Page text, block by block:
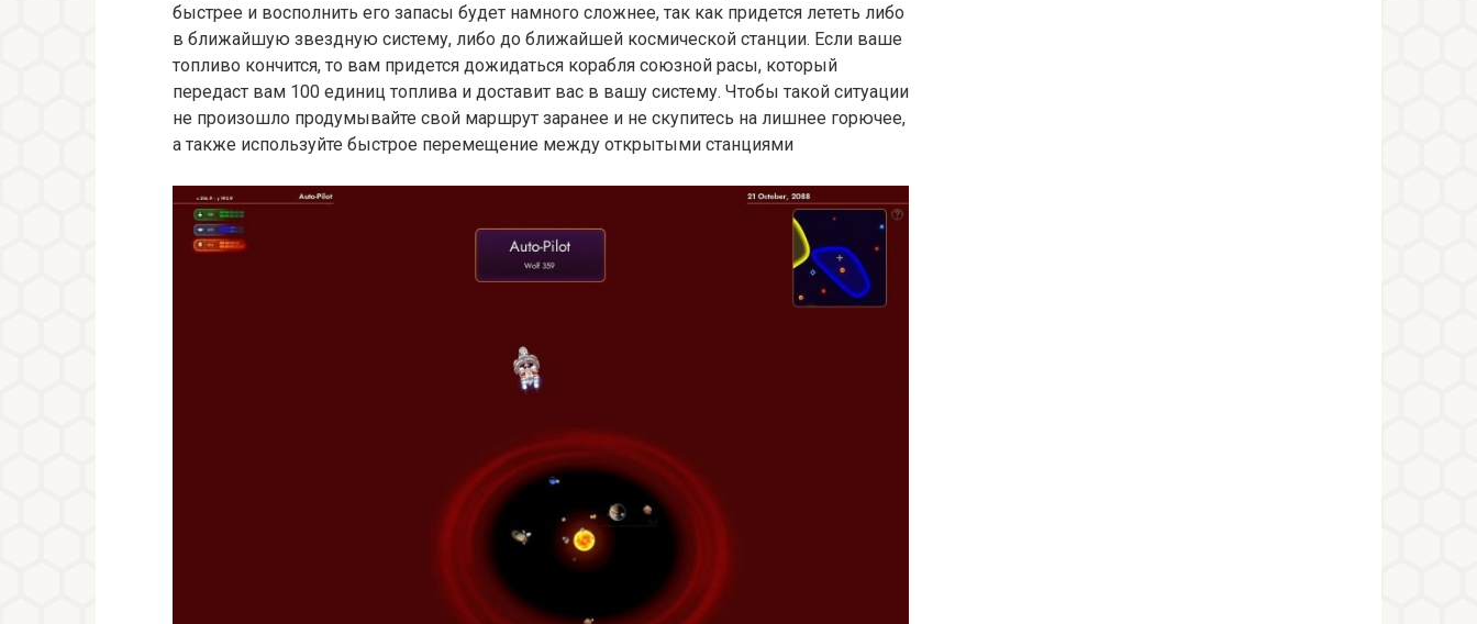
быстрее и восполнить его запасы будет намного сложнее, так как придется лететь либо
в ближайшую звездную систему, либо до ближайшей космической станции. Если ваше
топливо кончится, то вам придется дожидаться корабля союзной расы, который
передаст вам 100 единиц топлива и доставит вас в вашу систему. Чтобы такой ситуации
не произошло продумывайте свой маршрут заранее и не скупитесь на лишнее горючее,
а также используйте быстрое перемещение между открытыми станциями